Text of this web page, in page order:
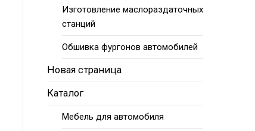
Изготовление маслораздаточных
станций
Обшивка фургонов автомобилей
Новая страница
Каталог
Мебель для автомобиля